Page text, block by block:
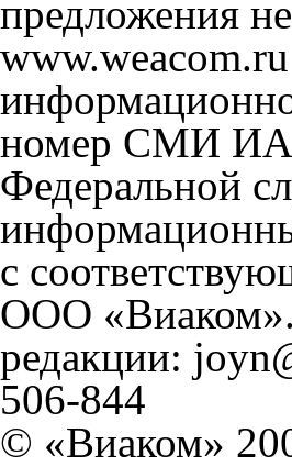
предложения
номер СМИ ИА
Федеральной
с
ООО
редакции:
506-844
© «Виаком»